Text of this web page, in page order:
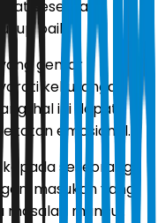
seseorang
baik.
gemar
kekurangan
hal ini dapat
emosional.
seseorang
masukan yang
masalah muncul.